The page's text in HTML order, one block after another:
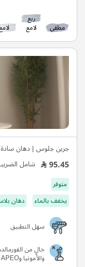
مطفي
ربع
لامع
جرين جلوس | دهان سادة
95.45 شامل
متوفر
يخفف بالماء
دهان
سهل التطبيق
خالٍ من
والأمونيا وAPEO